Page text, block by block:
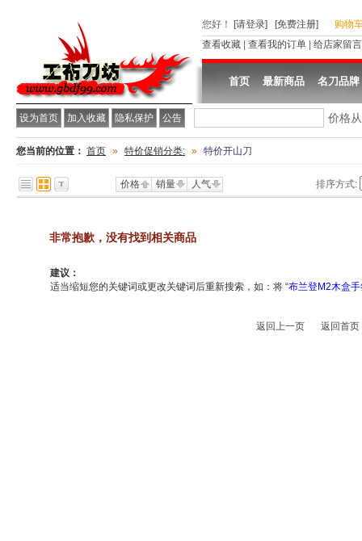
设为首页 加入收藏 隐私保护 公告
您好 ！ [请登录] [免费注册]
购物
查看收藏
查看我的订单 给店家留言
首页 最新商品 名刀品牌
价格
您当前的位置： 首页 » 特价促销分类: » 特价开山刀
价格 销量 人气 排序方式:
非常抱歉，没有找到相关商品
建议：
适当缩短您的关键词或更改关键词后重新搜索，如：将 “布兰登M2木盒
返回上一页 返回首页